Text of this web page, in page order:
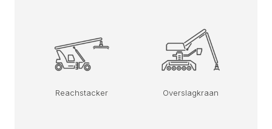
Reachstacker Overslagkraan